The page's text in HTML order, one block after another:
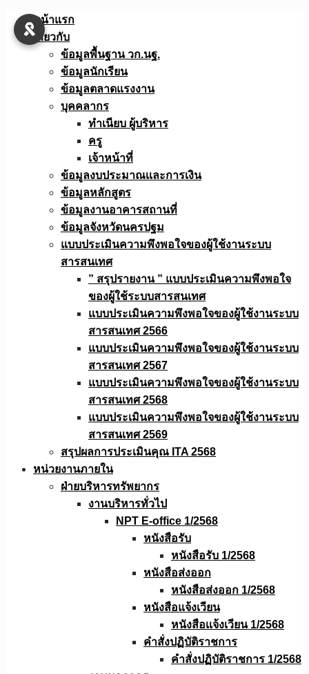
Skip
หน้าแรก
เกี่ยวกับ
ข้อมูลพื้นฐาน วก.นฐ.
ข้อมูลนักเรียน
ข้อมูลตลาดแรงงาน
บุคคลากร
ทำเนียบ ผู้บริหาร
ครู
เจ้าหน้าที่
ข้อมูลงบประมาณเเละการเงิน
ข้อมูลหลักสูตร
ข้อมูลงานอาคารสถานที่
ข้อมูลจังหวัดนครปฐม
แบบประเมินความพึงพอใจของผู้ใช้งานระบบ
สารสนเทศ
” สรุปรายงาน ” แบบประเมินความพึงพอใจ
ของผู้ใช้ระบบสารสนเทศ
แบบประเมินความพึงพอใจของผู้ใช้งานระบบ
สารสนเทศ 2566
แบบประเมินความพึงพอใจของผู้ใช้งานระบบ
สารสนเทศ 2567
แบบประเมินความพึงพอใจของผู้ใช้งานระบบ
สารสนเทศ 2568
แบบประเมินความพึงพอใจของผู้ใช้งานระบบ
สารสนเทศ 2569
สรุปผลการประเมินคุณ ITA 2568
หน่วยงานภายใน
ฝ่ายบริหารทรัพยากร
งานบริหารทั่วไป
NPT E-office 1/2568
หนังสือรับ
หนังสือรับ 1/2568
หนังสือส่งออก
หนังสือส่งออก 1/2568
หนังสือแจ้งเวียน
หนังสือเเจ้งเวียน 1/2568
คำสั่งปฏิบัติราชการ
คำสั่งปฏิบัติราชการ 1/2568